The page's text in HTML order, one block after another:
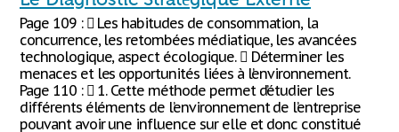
Page 109 :  Les habitudes de consommation, la
concurrence, les retombées médiatique, les avancées
technologique, aspect écologique.  Déterminer les
menaces et les opportunités liées à l’environnement.
Page 110 :  1. Cette méthode permet d’étudier les
différents éléments de l’environnement de l’entreprise
pouvant avoir une influence sur elle et donc constitué